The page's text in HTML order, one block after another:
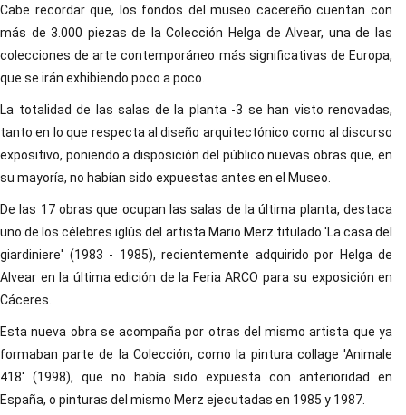
Cabe recordar que, los fondos del museo cacereño cuentan con
más de 3.000 piezas de la Colección Helga de Alvear, una de las
colecciones de arte contemporáneo más significativas de Europa,
que se irán exhibiendo poco a poco.
La totalidad de las salas de la planta -3 se han visto renovadas,
tanto en lo que respecta al diseño arquitectónico como al discurso
expositivo, poniendo a disposición del público nuevas obras que, en
su mayoría, no habían sido expuestas antes en el Museo.
De las 17 obras que ocupan las salas de la última planta, destaca
uno de los célebres iglús del artista Mario Merz titulado 'La casa del
giardiniere' (1983 - 1985), recientemente adquirido por Helga de
Alvear en la última edición de la Feria ARCO para su exposición en
Cáceres.
Esta nueva obra se acompaña por otras del mismo artista que ya
formaban parte de la Colección, como la pintura collage 'Animale
418' (1998), que no había sido expuesta con anterioridad en
España, o pinturas del mismo Merz ejecutadas en 1985 y 1987.